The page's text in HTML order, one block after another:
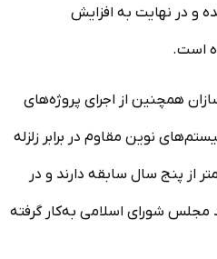
و در نهایت به افزایش
است.
همچنین از اجرای پروژه‌های
نوین مقاوم در برابر زلزله
از پنج سال سابقه دارند و در
مجلس شورای اسلامی به‌کار گرفته